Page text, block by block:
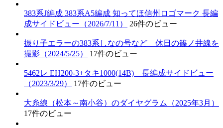
383系J編成 383系A5編成 知ってほ信州ロゴマーク 長編
成サイドビュー（2026/7/11）
26件のビュー
振り子エラーの383系しなの号など 休日の篠ノ井線を
撮影（2024/5/25）
17件のビュー
5462レ EH200-3+タキ1000(14B) 長編成サイドビュー
（2023/3/29）
17件のビュー
大糸線（松本～南小谷）のダイヤグラム（2025年3月）
17件のビュー